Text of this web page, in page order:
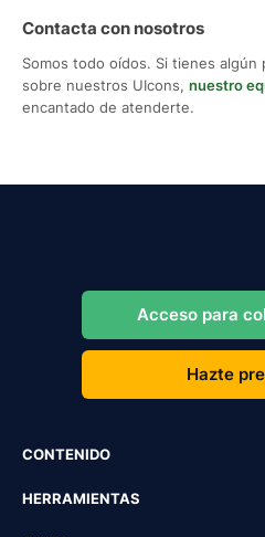
Contacta con nosotros
Somos todo oídos. Si tienes algún
sobre nuestros UIcons, nuestro
encantado de atenderte.
Acceso para
Hazte
CONTENIDO
HERRAMIENTAS